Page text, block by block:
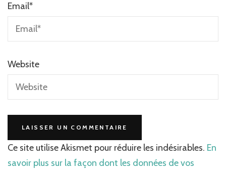
Email*
Website
Ce site utilise Akismet pour réduire les indésirables. En
savoir plus sur la façon dont les données de vos